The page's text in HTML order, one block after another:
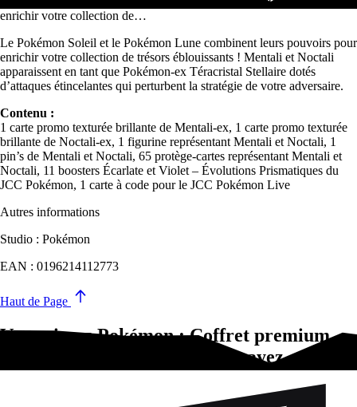
enrichir votre collection de…
Le Pokémon Soleil et le Pokémon Lune combinent leurs pouvoirs pour
enrichir votre collection de trésors éblouissants ! Mentali et Noctali
apparaissent en tant que Pokémon-ex Téracristal Stellaire dotés
d’attaques étincelantes qui perturbent la stratégie de votre adversaire.
Contenu :
1 carte promo texturée brillante de Mentali-ex, 1 carte promo texturée
brillante de Noctali-ex, 1 figurine représentant Mentali et Noctali, 1
pin’s de Mentali et Noctali, 65 protège-cartes représentant Mentali et
Noctali, 11 boosters Écarlate et Violet – Évolutions Prismatiques du
JCC Pokémon, 1 carte à code pour le JCC Pokémon Live
Autres informations
Studio : Pokémon
EAN : 0196214112773
Haut de Page
Vous aimez Pokémon : Coffret premium
Figurine Pokémon Sep 25?Essayez-ça !